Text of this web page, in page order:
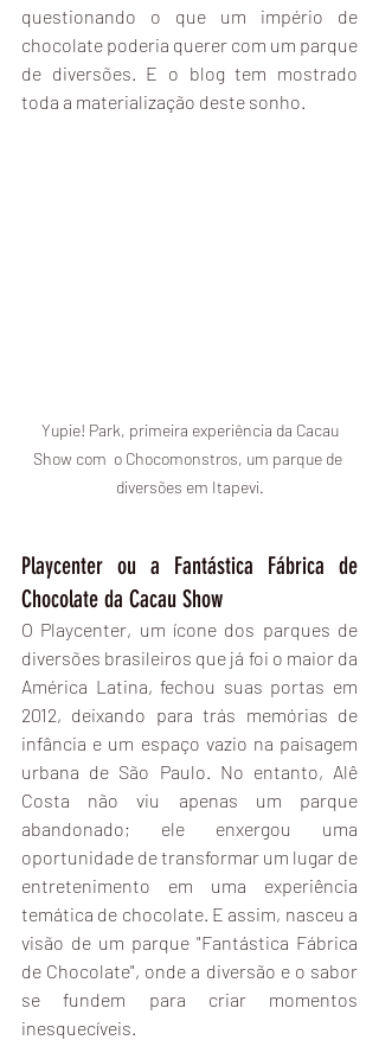
questionando o que um império de
chocolate poderia querer com um parque
de diversões. E o blog tem mostrado
toda a materialização deste sonho.
Show com  o Chocomonstros, um parque de
diversões em Itapevi.
Playcenter ou a Fantástica Fábrica de
Chocolate da Cacau Show
O Playcenter, um ícone dos parques de
diversões brasileiros que já foi o maior da
América Latina, fechou suas portas em
2012, deixando para trás memórias de
infância e um espaço vazio na paisagem
urbana de São Paulo. No entanto, Alê
Costa não viu apenas um parque
abandonado; ele enxergou uma
oportunidade de transformar um lugar de
entretenimento em uma experiência
temática de chocolate. E assim, nasceu a
visão de um parque "Fantástica Fábrica
de Chocolate", onde a diversão e o sabor
se fundem para criar momentos
inesquecíveis.